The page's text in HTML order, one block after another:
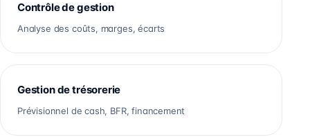
Contrôle de gestion
Analyse des coûts, marges, écarts
Gestion de trésorerie
Prévisionnel de cash, BFR, financement